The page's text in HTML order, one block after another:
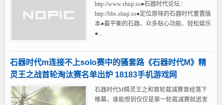
http://www.shiqi.so●石器时代论坛：
http://bbs.shiqi.so●定位原味的石器时代重置版
本●最平衡的石器、众多贴心功能、轻松娱乐
●...
石器时代m连接不上solo赛中的骚套路《石器时代M》精
灵王之战首轮淘汰赛名单出炉 18183手机游戏网
石器时代M精灵王之和首轮裁减赛曾经落下
帷幕，谁能想到仅仅是第一轮裁减赛就迸发